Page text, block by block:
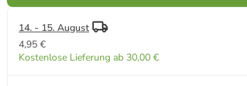
14. - 15. August
4,95 €
Kostenlose Lieferung ab 30,00 €